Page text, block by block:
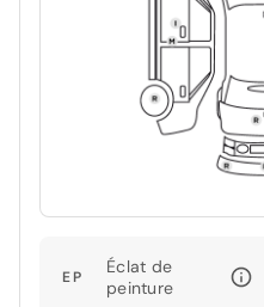
EP
Éclat de
peinture